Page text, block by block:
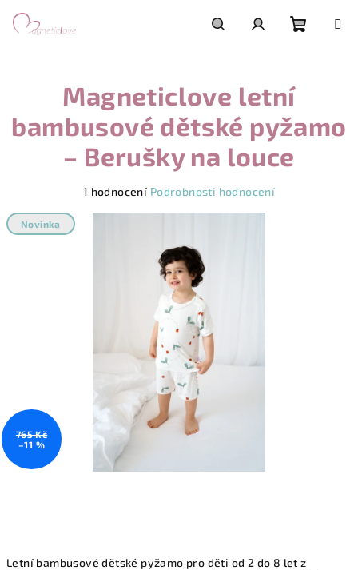
Letní bambusové dětské pyžamo pro děti od 2 do 8 let z
Magneticlove letní
bambusové dětské pyžamo
– Berušky na louce
produktu
je
1 hodnocení Podrobnosti hodnocení
Novinka
765 Kč
–11 %